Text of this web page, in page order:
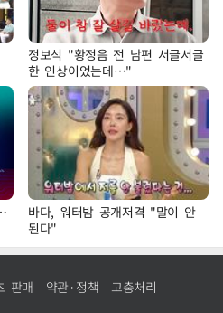
정보석 "황정음 전 남편 서글서글
한 인상이었는데…"
바다, 워터밤 공개저격 "말이 안
된다"
판매 약관·정책 고충처리